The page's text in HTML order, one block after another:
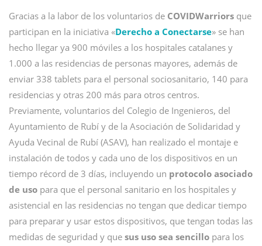
Gracias a la labor de los voluntarios de COVIDWarriors que
participan en la iniciativa «Derecho a Conectarse» se han
hecho llegar ya 900 móviles a los hospitales catalanes y
1.000 a las residencias de personas mayores, además de
enviar 338 tablets para el personal sociosanitario, 140 para
residencias y otras 200 más para otros centros.
Previamente, voluntarios del Colegio de Ingenieros, del
Ayuntamiento de Rubí y de la Asociación de Solidaridad y
Ayuda Vecinal de Rubí (ASAV), han realizado el montaje e
instalación de todos y cada uno de los dispositivos en un
tiempo récord de 3 días, incluyendo un protocolo asociado
de uso para que el personal sanitario en los hospitales y
asistencial en las residencias no tengan que dedicar tiempo
para preparar y usar estos dispositivos, que tengan todas las
medidas de seguridad y que sus uso sea sencillo para los